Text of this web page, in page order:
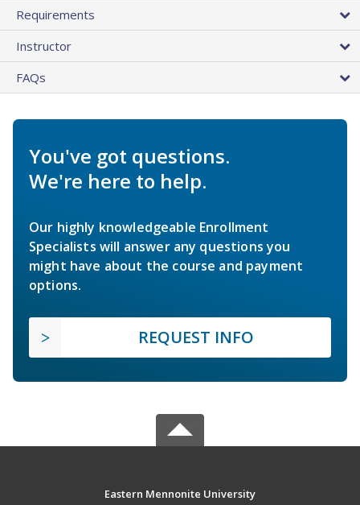
Requirements
Instructor
FAQs
You've got questions.
We're here to help.
Our highly knowledgeable Enrollment
Specialists will answer any questions you
might have about the course and payment
options.
REQUEST INFO
Eastern Mennonite University